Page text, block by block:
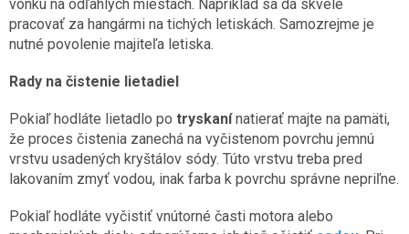
vonku na odľahlých miestach. Napríklad sa dá skvele
pracovať za hangármi na tichých letiskách. Samozrejme je
nutné povolenie majiteľa letiska.
Rady na čistenie lietadiel
Pokiaľ hodláte lietadlo po tryskanínatierať majte na pamäti,
že proces čistenia zanechá na vyčistenom povrchu jemnú
vrstvu usadených kryštálov sódy. Túto vrstvu treba pred
lakovaním zmyť vodou, inak farba k povrchu správne nepriľne.
Pokiaľ hodláte vyčistiť vnútorné časti motora alebo